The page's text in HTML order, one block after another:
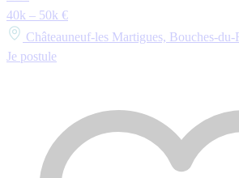
40k – 50k €
Châteauneuf-les Martigues, Bouches-
Je postule